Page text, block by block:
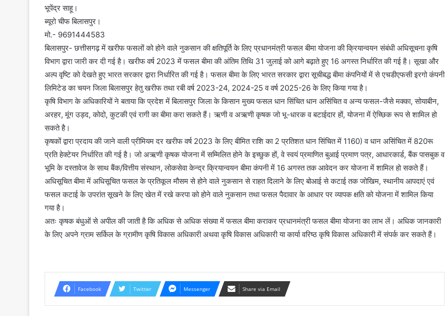
भूपेंद्र साहू।
ब्यूरो चीफ बिलासपुर।
मो.- 9691444583
बिलासपुर- छत्तीसगढ़ में खरीफ फसलों को होने वाले नुकसान की क्षतिपूर्ति के लिए प्रधानमंत्री फसल बीमा योजना की क्रियान्वयन संबंधी अधिसूचना कृषि
विभाग द्वारा जारी कर दी गई है। खरीफ वर्ष 2023 में फसल बीमा की अंतिम तिथि 31 जुलाई को आगे बढ़ाते हुए 16 अगस्त निर्धारित की गई है। सूखा और
अल्प वृष्टि को देखते हुए भारत सरकार द्वारा निर्धारित की गई है। फसल बीमा के लिए भारत सरकार द्वारा सूचीबद्ध बीमा कंपनियों में से एचडीएफसी इरगो कंपनी
लिमिटेड का चयन जिला बिलासपुर हेतु खरीफ तथा रबी वर्ष 2023-24, 2024-25 व वर्ष 2025-26 के लिए किया गया है।
कृषि विभाग के अधिकारियों ने बताया कि प्रदेश में बिलासपुर जिला के किसान मुख्य फसल धान सिंचित धान असिंचित व अन्य फसल-जैसे मक्का, सोयाबीन,
अरहर, मूंग उड़द, कोदो, कुटकी एवं रागी का बीमा करा सकते हैं। ऋणी व अऋणी कृषक जो भू-धारक व बटाईदार हों, योजना में ऐच्छिक रूप से शामिल हो
सकते है।
कृषकों द्वारा प्रदाय की जाने वाली प्रीमियम दर खरीफ वर्ष 2023 के लिए बीमित राशि का 2 प्रतिशत धान सिंचित में 1160) व धान असिंचित में 820रू
प्रति हेक्टेयर निर्धारित की गई है। जो अऋणी कृषक योजना में सम्मिलित होने के इच्छुक हों, वे स्वयं प्रमाणित बुआई प्रमाण पत्र, आधारकार्ड, बैंक पासबुक व
भूमि के दस्तावेज के साथ बैंक/वित्तीय संस्थान, लोकसेवा केन्द्र क्रियान्वयन बीमा कंपनी में 16 अगस्त तक आवेदन कर योजना में शामिल हो सकते हैं।
अधिसूचित बीमा में अधिसूचित फसल के प्रतिकूल मौसम से होने वाले नुकसान से राहत दिलाने के लिए बोआई से कटाई तक जोखिम, स्थानीय आपदाएं एवं
फसल कटाई के उपरांत सूखने के लिए खेत में रखे करपा को होने वाले नुकसान तथा फसल पैदावार के आधार पर व्यापक क्षति को योजना में शामिल किया
गया है।
अतः कृषक बंधुओं से अपील की जाती है कि अधिक से अधिक संख्या में फसल बीमा कराकर प्रधानमंत्री फसल बीमा योजना का लाभ लें। अधिक जानकारी
के लिए अपने ग्राम सर्किल के ग्रामीण कृषि विकास अधिकारी अथवा कृषि विकास अधिकारी या कार्या वरिष्ठ कृषि विकास अधिकारी में संपर्क कर सकते हैं।
Facebook Twitter Messenger Share via Email